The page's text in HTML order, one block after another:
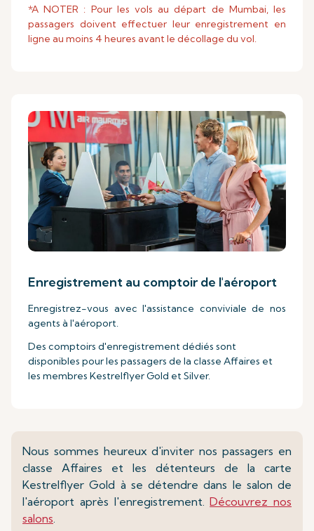
*A NOTER : Pour les vols au départ de Mumbai, les
passagers doivent effectuer leur enregistrement en
ligne au moins 4 heures avant le décollage du vol.
Enregistrement au comptoir de l'aéroport
Enregistrez-vous avec l'assistance conviviale de nos
agents à l'aéroport.
Des comptoirs d'enregistrement dédiés sont
disponibles pour les passagers de la classe Affaires et
les membres Kestrelflyer Gold et Silver.
Nous sommes heureux d'inviter nos passagers en
classe Affaires et les détenteurs de la carte
Kestrelflyer Gold à se détendre dans le salon de
l'aéroport après l'enregistrement.Découvrez nos
salons.